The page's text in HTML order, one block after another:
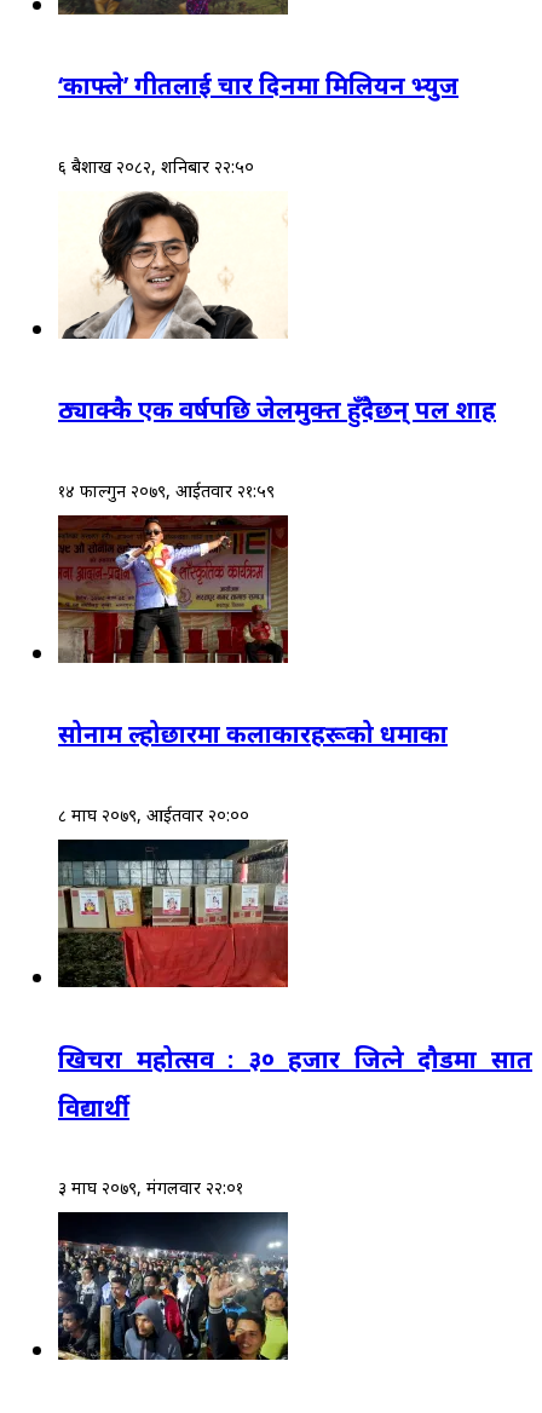
‘काफ्ले’ गीतलाई चार दिनमा मिलियन भ्युज
६ बैशाख २०८२, शनिबार २२:५०
ठ्याक्कै एक वर्षपछि जेलमुक्त हुँदैछन् पल शाह
१४ फाल्गुन २०७९, आईतवार २१:५९
सोनाम ल्होछारमा कलाकारहरूको धमाका
८ माघ २०७९, आईतवार २०:००
खिचरा महोत्सव : ३० हजार जित्ने दौडमा सात
विद्यार्थी
३ माघ २०७९, मंगलवार २२:०१